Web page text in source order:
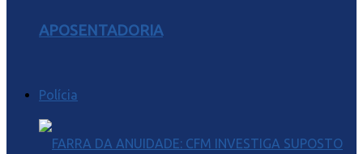
APOSENTADORIA
Polícia